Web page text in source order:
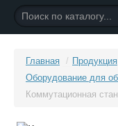
Главная / Продукция
Оборудование для
Коммутационная